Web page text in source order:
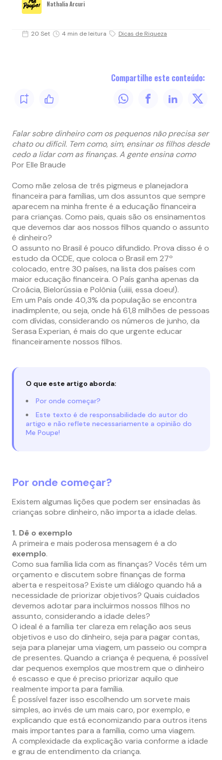
Nathalia Arcuri
20 Set 4 min de leitura Dicas de Riqueza
Compartilhe este conteúdo:
Falar sobre dinheiro com os pequenos não precisa ser
chato ou difícil. Tem como, sim, ensinar os filhos desde
cedo a lidar com as finanças. A gente ensina como
Por Elle Braude
Como mãe zelosa de três pigmeus e planejadora
financeira para famílias, um dos assuntos que sempre
aparecem na minha frente é a educação financeira
para crianças. Como pais, quais são os ensinamentos
que devemos dar aos nossos filhos quando o assunto
é dinheiro?
O assunto no Brasil é pouco difundido. Prova disso é o
estudo da OCDE, que coloca o Brasil em 27º
colocado, entre 30 países, na lista dos países com
maior educação financeira. O País ganha apenas da
Croácia, Bielorússia e Polônia (uiiii, essa doeu!).
Em um País onde 40,3% da população se encontra
inadimplente, ou seja, onde há 61,8 milhões de pessoas
com dívidas, considerando os números de junho, da
Serasa Experian, é mais do que urgente educar
financeiramente nossos filhos.
O que este artigo aborda:
Por onde começar?
Este texto é de responsabilidade do autor do
artigo e não reflete necessariamente a opinião do
Me Poupe!
Por onde começar?
Existem algumas lições que podem ser ensinadas às
crianças sobre dinheiro, não importa a idade delas.
1. Dê o exemplo
A primeira e mais poderosa mensagem é a do
exemplo.
Como sua família lida com as finanças? Vocês têm um
orçamento e discutem sobre finanças de forma
aberta e respeitosa? Existe um diálogo quando há a
necessidade de priorizar objetivos? Quais cuidados
devemos adotar para incluirmos nossos filhos no
assunto, considerando a idade deles?
O ideal é a família ter clareza em relação aos seus
objetivos e uso do dinheiro, seja para pagar contas,
seja para planejar uma viagem, um passeio ou compra
de presentes. Quando a criança é pequena, é possível
dar pequenos exemplos que mostrem que o dinheiro
é escasso e que é preciso priorizar aquilo que
realmente importa para família.
É possível fazer isso escolhendo um sorvete mais
simples, ao invés de um mais caro, por exemplo, e
explicando que está economizando para outros itens
mais importantes para a família, como uma viagem.
A complexidade da explicação varia conforme a idade
e grau de entendimento da criança.